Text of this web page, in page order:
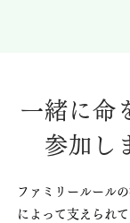
一緒に命
参加し
ファミリールール
によって支えられて